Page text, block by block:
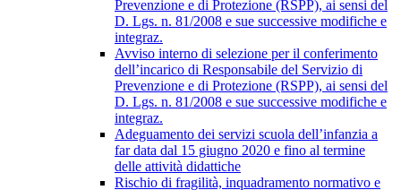
Prevenzione e di Protezione (RSPP), ai sensi del
D. Lgs. n. 81/2008 e sue successive modifiche e
integraz.
Avviso interno di selezione per il conferimento
dell’incarico di Responsabile del Servizio di
Prevenzione e di Protezione (RSPP), ai sensi del
D. Lgs. n. 81/2008 e sue successive modifiche e
integraz.
Adeguamento dei servizi scuola dell’infanzia a
far data dal 15 giugno 2020 e fino al termine
delle attività didattiche
Rischio di fragilità, inquadramento normativo e